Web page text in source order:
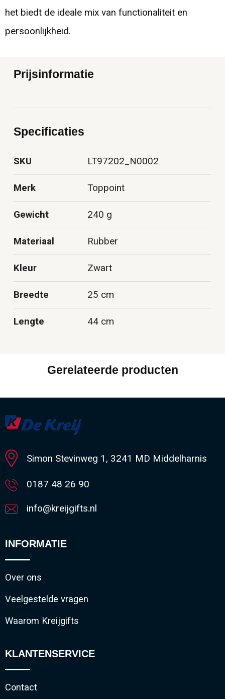
het biedt de ideale mix van functionaliteit en
persoonlijkheid.
Prijsinformatie
Specificaties
SKU LT97202_N0002
Merk Toppoint
Gewicht 240 g
Materiaal Rubber
Kleur Zwart
Breedte 25 cm
Lengte 44 cm
Gerelateerde producten
Simon Stevinweg 1, 3241 MD Middelharnis
0187 48 26 90
info@kreijgifts.nl
INFORMATIE
Over ons
Veelgestelde vragen
Waarom Kreijgifts
KLANTENSERVICE
Contact